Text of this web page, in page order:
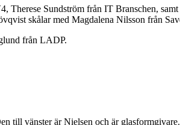
Therese Sundström från IT Branschen,
skålar med Magdalena Nilsson från
från LADP.
till vänster är Nielsen och är